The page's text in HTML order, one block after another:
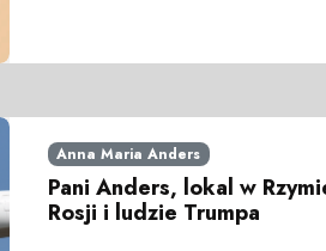
Anna Maria Anders
Pani Anders, lokal w
Rosji i ludzie Trumpa